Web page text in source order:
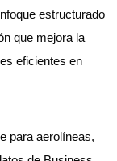
estructurado
que mejora la
eficientes en
para aerolíneas,